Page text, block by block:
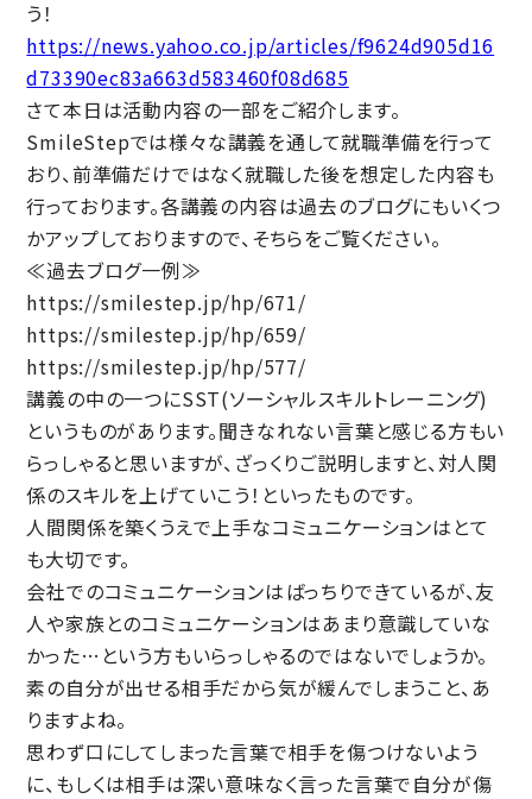
う！
https://news.yahoo.co.jp/articles/f9624d905d16
d73390ec83a663d583460f08d685
さて本日は活動内容の一部をご紹介します。
SmileStepでは様々な講義を通して就職準備を行って
おり、前準備だけではなく就職した後を想定した内容も
行っております。各講義の内容は過去のブログにもいくつ
かアップしておりますので、そちらをご覧ください。
≪過去ブログ一例≫
https://smilestep.jp/hp/671/
https://smilestep.jp/hp/659/
https://smilestep.jp/hp/577/
講義の中の一つにSST(ソーシャルスキルトレーニング)
というものがあります。聞きなれない言葉と感じる方もい
らっしゃると思いますが、ざっくりご説明しますと、対人関
係のスキルを上げていこう！といったものです。
人間関係を築くうえで上手なコミュニケーションはとて
も大切です。
会社でのコミュニケーションはばっちりできているが、友
人や家族とのコミュニケーションはあまり意識していな
かった…という方もいらっしゃるのではないでしょうか。
素の自分が出せる相手だから気が緩んでしまうこと、あ
りますよね。
思わず口にしてしまった言葉で相手を傷つけないよう
に、もしくは相手は深い意味なく言った言葉で自分が傷